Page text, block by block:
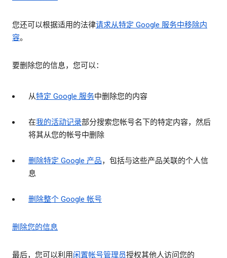
您还可以根据适用的法律请求从特定 Google 服务中移除内
容。
要删除您的信息，您可以：
从特定 Google 服务中删除您的内容
在我的活动记录部分搜索您帐号名下的特定内容，然后
将其从您的帐号中删除
删除特定 Google 产品，包括与这些产品关联的个人信
息
删除整个 Google 帐号
删除您的信息
最后，您可以利用闲置帐号管理员授权其他人访问您的